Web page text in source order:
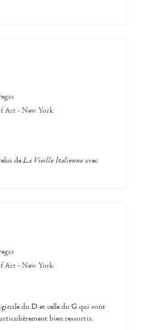
Art - New York
deLa Vieille Italienneavec
Art - New York
du D et celle du G qui sont
bien ressortir.